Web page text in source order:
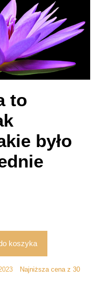
to
było
koszyka
Najniższa cena z 30